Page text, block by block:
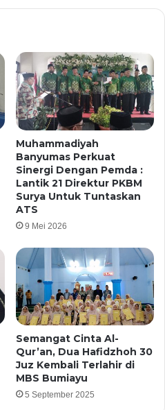
Muhammadiyah
Banyumas Perkuat
Sinergi Dengan Pemda :
Lantik 21 Direktur PKBM
Surya Untuk Tuntaskan
ATS
9 Mei 2026
Semangat Cinta Al-
Qur’an, Dua Hafidzhoh 30
Juz Kembali Terlahir di
MBS Bumiayu
5 September 2025